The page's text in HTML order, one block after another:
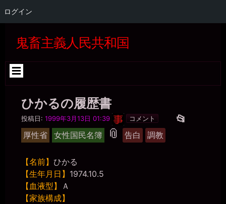
ログイン
ン
テ
ス
プ
鬼畜主義人民共和国
ひかるの履歴書
投稿日: 1999年3月13日 01:39
黒
水
晶
事
コメント 📂
厚性省 女性国民名簿 📎 タ
告白 調教
【名前】 ひかる
【生年月日】 1974.10.5
【血液型】
Ａ
【家族構成】